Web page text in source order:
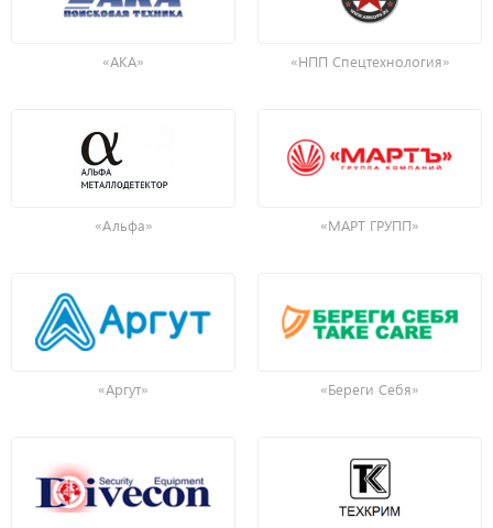
«АКА» «НПП Спецтехнология»
«Альфа» «МАРТ ГРУПП»
«Аргут» «Береги Себя»